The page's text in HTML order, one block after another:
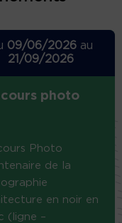
09/06/2026 au
21/09/2026
photo
Photo
de la
en noir en
(ligne –